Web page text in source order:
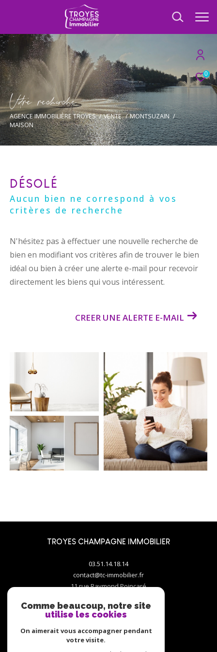
0
Vore recece
AGENCE IMMOBILIÈRE TROYES VENTE
MONTSUZAIN
MAISON
DÉSOLÉ
Aucun bien ne correspond à vos
critères de recherche
N'hésitez pas à effectuer une nouvelle recherche de
bien en modifiant vos critères afin de trouver le bien
idéal ou bien à créer une alerte e-mail pour recevoir
directement les biens qui vous intéressent.
CREER UNE ALERTE E-MAIL
TROYES CHAMPAGNE IMMOBILIER
03.51.14.18.14
contact@tc-immobilier.fr
11 rue Raymond Poincaré
Comme beaucoup, notre site
utilise les cookies
On aimerait vous accompagner pendant
votre visite.